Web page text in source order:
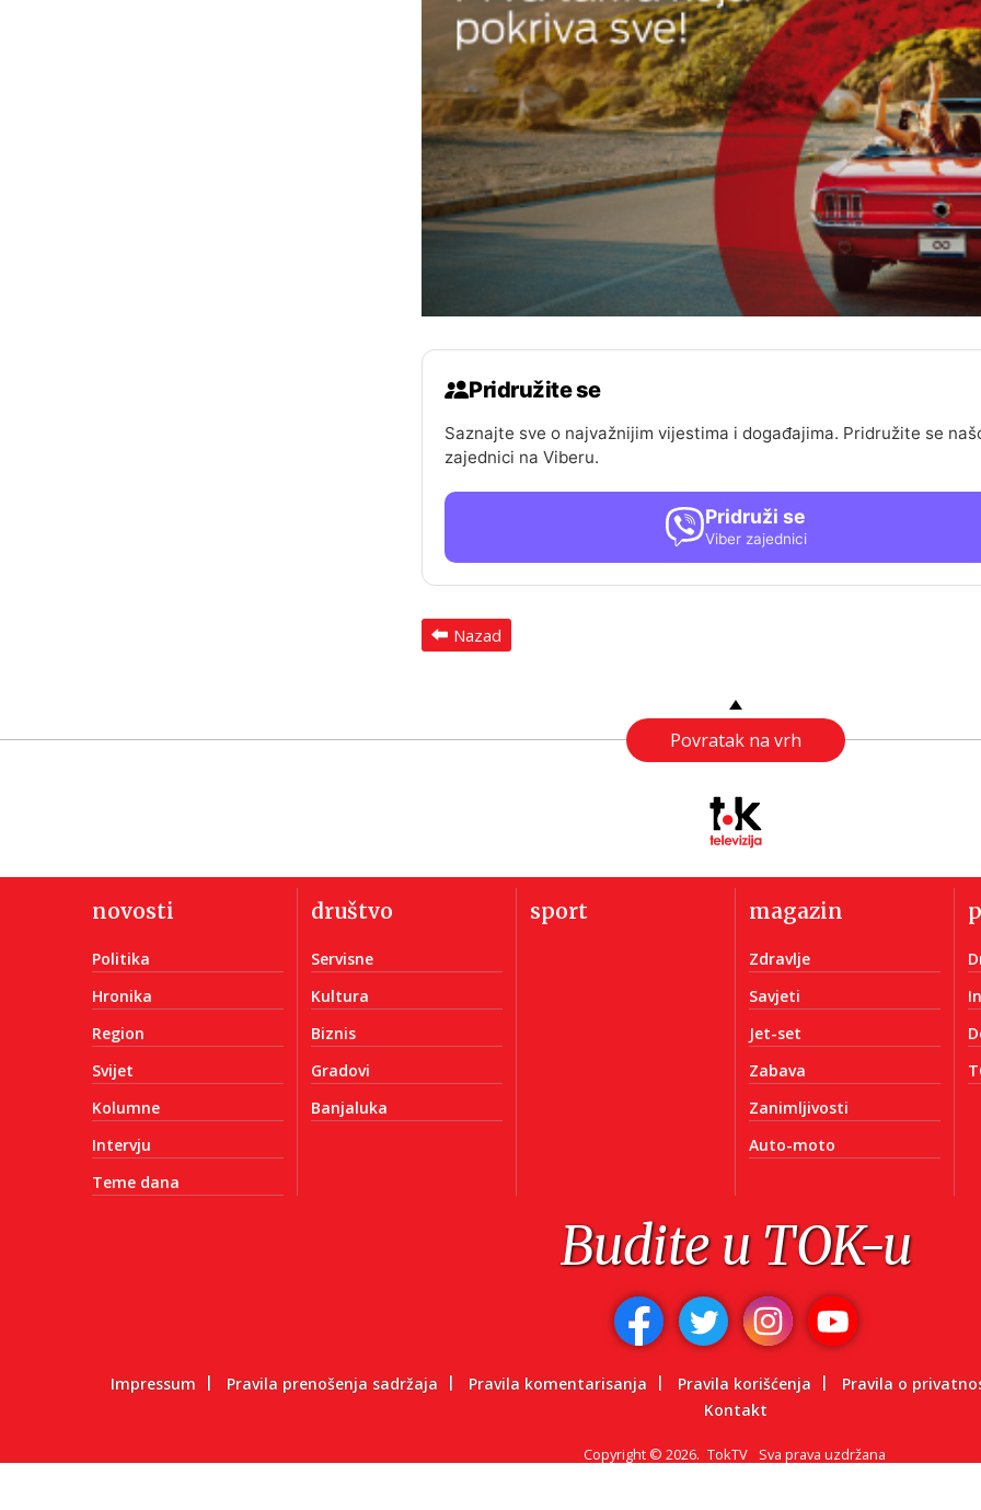
Pridružite se
Saznajte sve o najvažnijim vijestima i događajima. Pridružite se
zajednici na Viberu.
Pridruži se
Viber zajednici
Nazad
Povratak na vrh
novosti
Politika
Hronika
Region
Svijet
Kolumne
Intervju
Teme dana
društvo
Servisne
Kultura
Biznis
Gradovi
Banjaluka
sport magazin
Zdravlje
Savjeti
Jet-set
Zabava
Zanimljivosti
Auto-moto
Budite u TOK-u
Impressum Pravila prenošenja sadržaja Pravila komentarisanja Pravila korišćenja
Pravila o
Kontakt
Copyright © 2026. TokTV Sva prava uzdržana